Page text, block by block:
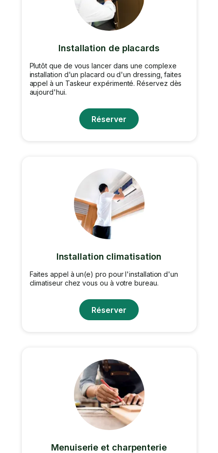
Installation de placards
Plutôt que de vous lancer dans une complexe
installation d'un placard ou d'un dressing, faites
appel à un Taskeur expérimenté. Réservez dès
aujourd'hui.
Réserver
Installation climatisation
Faites appel à un(e) pro pour l'installation d'un
climatiseur chez vous ou à votre bureau.
Réserver
Menuiserie et charpenterie